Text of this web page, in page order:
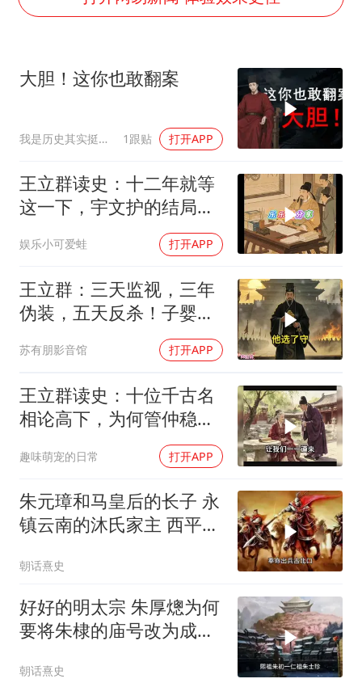
嘲讽周星驰无儿女没朋友 李修贤道歉
坚持党全面领导和党中央集中统一领导
大胆！这你也敢翻案
我是历史其实挺有趣 1跟贴 打开APP
王立群读史：十二年就等
这一下，宇文护的结局你
娱乐小可爱蛙 打开APP
王立群：三天监视，三年
伪装，五天反杀！子婴用
一本诗书骗过了整个秦朝
苏有朋影音馆 打开APP
王立群读史：十位千古名
相论高下，为何管仲稳居
趣味萌宠的日常 打开APP
朱元璋和马皇后的长子 永
镇云南的沐氏家主 西平侯
朝话熹史
好好的明太宗 朱厚熜为何
要将朱棣的庙号改为成
朝话熹史